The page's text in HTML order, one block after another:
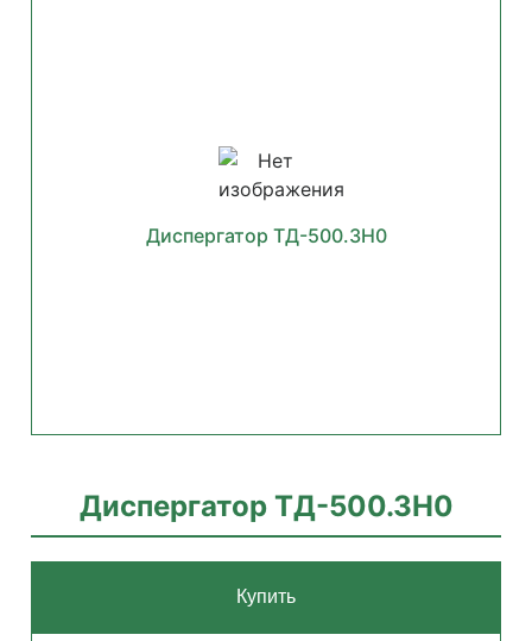
Диспергатор ТД-500.3Н0
Диспергатор ТД-500.3Н0
Купить